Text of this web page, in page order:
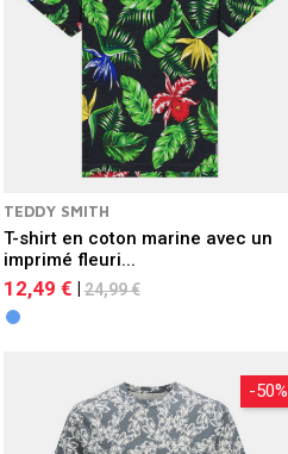
TEDDY SMITH
T-shirt en coton marine avec un
imprimé fleuri...
12,49 € |24,99 €
-50%